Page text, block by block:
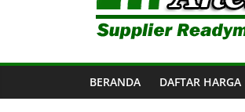
Readymix
Pusat
Penjualan
BERANDA DAFTAR HARGA